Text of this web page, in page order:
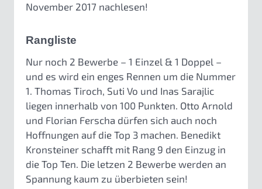
November 2017 nachlesen!
Rangliste
Nur noch 2 Bewerbe – 1 Einzel & 1 Doppel –
und es wird ein enges Rennen um die Nummer
1. Thomas Tiroch, Suti Vo und Inas Sarajlic
liegen innerhalb von 100 Punkten. Otto Arnold
und Florian Ferscha dürfen sich auch noch
Hoffnungen auf die Top 3 machen. Benedikt
Kronsteiner schafft mit Rang 9 den Einzug in
die Top Ten. Die letzen 2 Bewerbe werden an
Spannung kaum zu überbieten sein!